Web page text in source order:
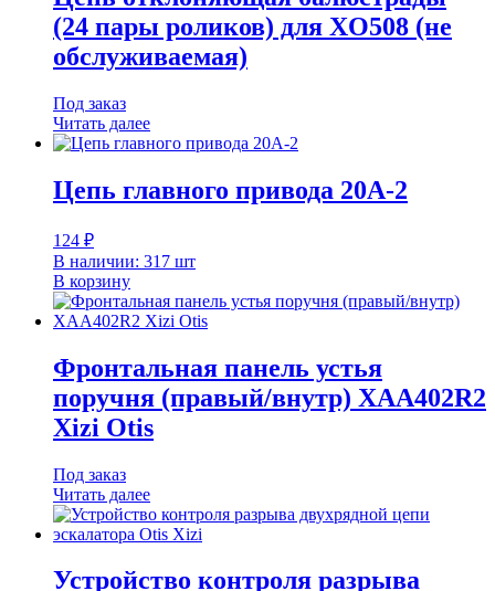
(24 пары роликов) для XO508 (не
обслуживаемая)
Под заказ
Читать далее
Цепь главного привода 20A-2
124 ₽
В наличии: 317 шт
В корзину
Фронтальная панель устья
поручня (правый/внутр) XAA402R2
Xizi Otis
Под заказ
Читать далее
Устройство контроля разрыва